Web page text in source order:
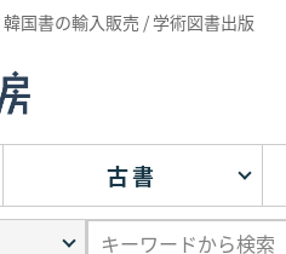
国書の輸入販売 / 学術図書出版
古書